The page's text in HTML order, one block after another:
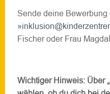
Sende deine Bewerbung
Fischer oder Frau
Wichtiger Hinweis: Über